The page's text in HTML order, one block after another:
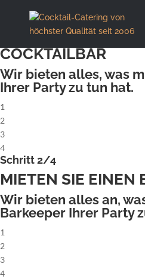
Schritt 1/4
MIETEN SIE EINE
COCKTAILBAR
Wir bieten alles, was
Ihrer Party zu tun hat.
1
2
3
4
Schritt 2/4
MIETEN SIE EINEN
Wir bieten alles an,
Barkeeper Ihrer Party
1
2
3
4